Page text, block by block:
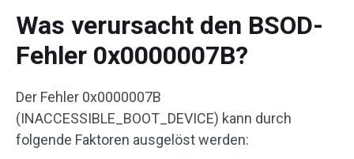
Was verursacht den BSOD-
Fehler 0x0000007B?
Der Fehler 0x0000007B
(INACCESSIBLE_BOOT_DEVICE) kann durch
folgende Faktoren ausgelöst werden: